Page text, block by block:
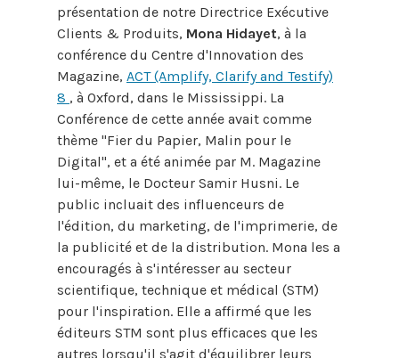
présentation de notre Directrice Exécutive
Clients & Produits, Mona Hidayet, à la
conférence du Centre d'Innovation des
Magazine, ACT (Amplify, Clarify and Testify)
8 , à Oxford, dans le Mississippi. La
Conférence de cette année avait comme
thème "Fier du Papier, Malin pour le
Digital", et a été animée par M. Magazine
lui-même, le Docteur Samir Husni. Le
public incluait des influenceurs de
l'édition, du marketing, de l'imprimerie, de
la publicité et de la distribution. Mona les a
encouragés à s'intéresser au secteur
scientifique, technique et médical (STM)
pour l'inspiration. Elle a affirmé que les
éditeurs STM sont plus efficaces que les
autres lorsqu'il s'agit d'équilibrer leurs